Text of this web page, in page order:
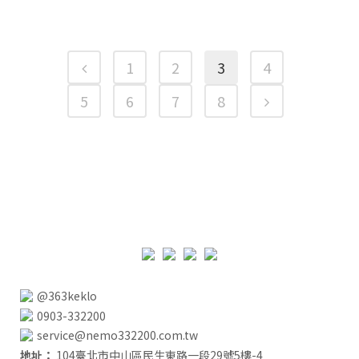
1 2 3
4
5
6 7 8
@363keklo
0903-332200
service@nemo332200.com.tw
地址： 104臺北市中山區民生東路一段29號5樓-4